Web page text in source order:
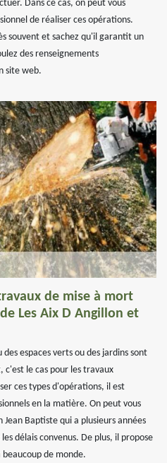
Dans ce cas, on peut vous
de réaliser ces opérations.
souvent et sachez qu'il garantit un
des renseignements
site web.
de mise à mort
Les Aix D Angillon et
espaces verts ou des jardins sont
c'est le cas pour les travaux
ces types d'opérations, il est
en la matière. On peut vous
Baptiste qui a plusieurs années
délais convenus. De plus, il propose
beaucoup de monde.